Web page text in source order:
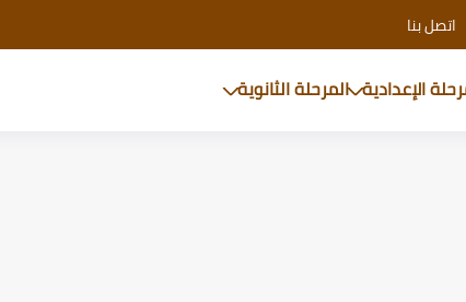
اتصل بنا
الإعدادية المرحلة الثانوية